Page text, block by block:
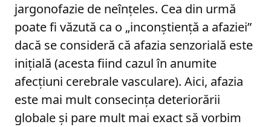
jargonofazie de neînţeles. Cea din urmă
poate fi văzută ca o „inconştienţă a afaziei”
dacă se consideră că afazia senzorială este
iniţială (acesta fiind cazul în anumite
afecţiuni cerebrale vasculare). Aici, afazia
este mai mult consecinţa deteriorării
globale şi pare mult mai exact să vorbim